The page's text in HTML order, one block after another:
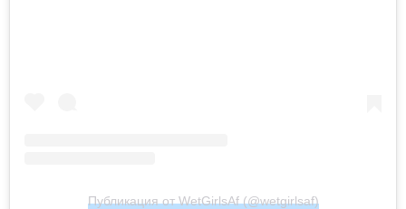
Публикация от WetGirlsAf (@wetgirlsaf)